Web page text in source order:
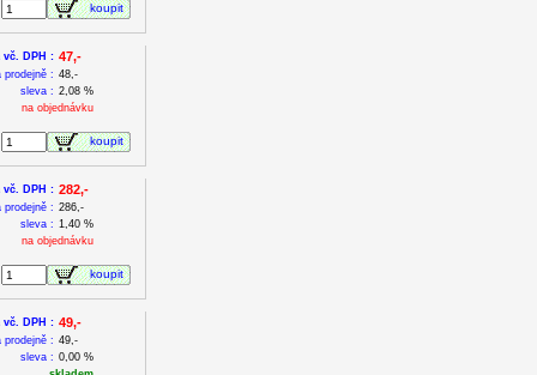
koupit
vč. DPH : 47,-
prodejně : 48,-
sleva : 2,08 %
na objednávku
koupit
vč. DPH : 282,-
prodejně : 286,-
sleva : 1,40 %
na objednávku
koupit
vč. DPH : 49,-
prodejně : 49,-
sleva : 0,00 %